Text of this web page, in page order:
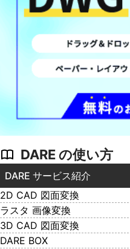
DARE の使い方
DARE サービス紹介
2D CAD 図面変換
ラスタ 画像変換
3D CAD 図面変換
DARE BOX